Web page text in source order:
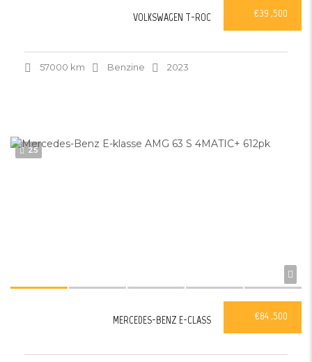
€39 ,500
VOLKSWAGEN T-ROC
57000 km Benzine 2023
25
€84 ,500
MERCEDES-BENZ E-CLASS